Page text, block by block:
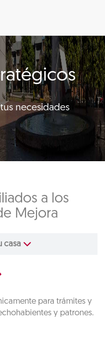
necesidades
a los
Mejora
casa
para trámites y
y patrones.